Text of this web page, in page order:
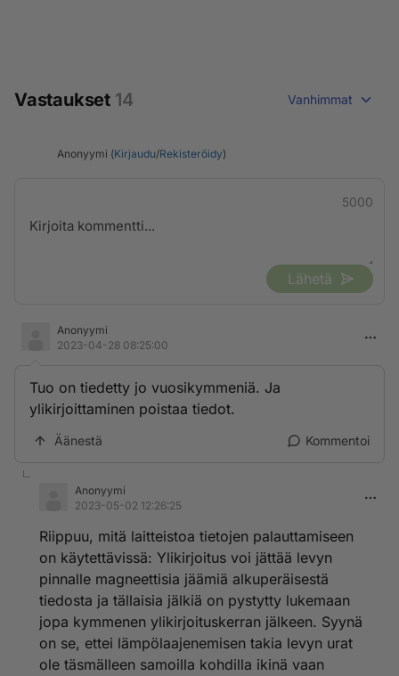
Vastaukset 14 Vanhimmat
Anonyymi (Kirjaudu/Rekisteröidy)
5000
Lähetä
Anonyymi
2023-04-28 08:25:00
Tuo on tiedetty jo vuosikymmeniä. Ja
ylikirjoittaminen poistaa tiedot.
Äänestä Kommentoi
Anonyymi
2023-05-02 12:26:25
Riippuu, mitä laitteistoa tietojen palauttamiseen
on käytettävissä: Ylikirjoitus voi jättää levyn
pinnalle magneettisia jäämiä alkuperäisestä
tiedosta ja tällaisia jälkiä on pystytty lukemaan
jopa kymmenen ylikirjoituskerran jälkeen. Syynä
on se, ettei lämpölaajenemisen takia levyn urat
ole täsmälleen samoilla kohdilla ikinä vaan